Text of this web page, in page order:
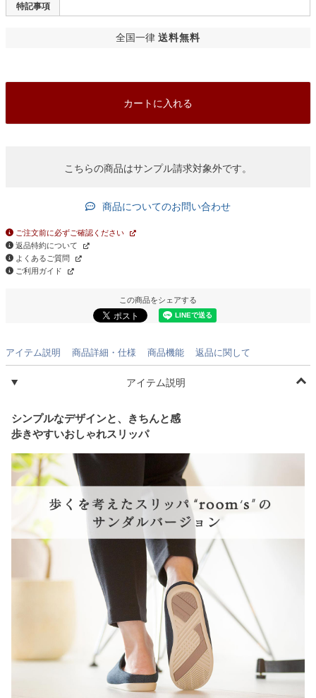
カートに入れる
特記事項
全国一律 送料無料
こちらの商品はサンプル請求対象外です。
商品についてのお問い合わせ
ご注文前に必ずご確認ください
返品特約について
よくあるご質問
ご利用ガイド
この商品をシェアする
アイテム説明 商品詳細・仕様 商品機能 返品に関して
アイテム説明
シンプルなデザインと、きちんと感
歩きやすいおしゃれスリッパ